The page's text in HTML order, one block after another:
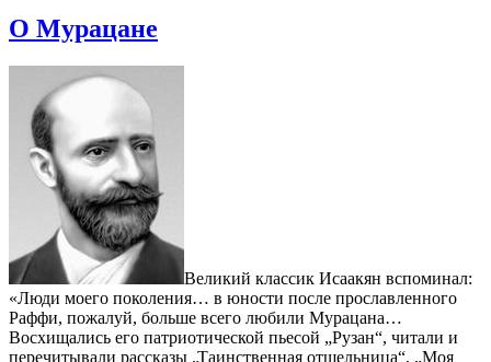
О Мурацане
Великий классик Исаакян вспоминал:
«Люди моего поколения… в юности после прославленного
Раффи, пожалуй, больше всего любили Мурацана…
Восхищались его патриотической пьесой „Рузан“, читали и
перечитывали рассказы „Таинственная отшельница“, „Моя